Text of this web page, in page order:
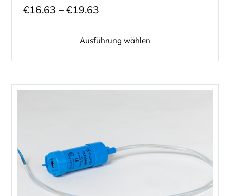
€16,63 –€19,63
bis
€19,63
Ausführung wählen